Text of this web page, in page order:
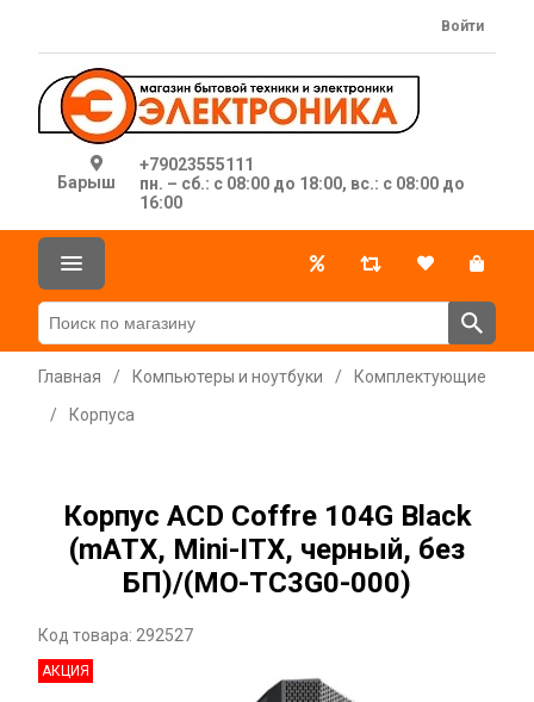
Барыш
+79023555111
пн. – сб.: с 08:00 до 18:00, вс.: с 08:00 до
16:00
Войти
Главная / Компьютеры и ноутбуки /
Комплектующие
/
Корпуса
Корпус ACD Coffre 104G Black
(mATX, Mini-ITX, черный, без
БП)/(MO-TC3G0-000)
Код товара: 292527
АКЦИЯ